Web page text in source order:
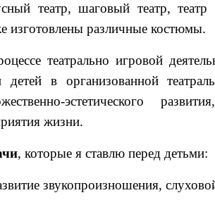
театр, шаговый театр, театр
изготовлены различные костюмы.
театрально игровой
детей в организованной
эстетического
жизни.
, которые я ставлю перед детьми:
звукопроизношения,